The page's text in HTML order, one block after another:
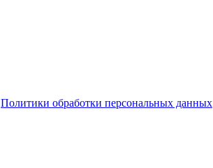
Политики обработки персональных данных